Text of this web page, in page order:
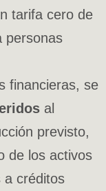
tarifa cero de
personas
financieras, se
al
previsto,
de los activos
a créditos